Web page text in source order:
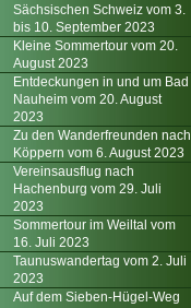
Sächsischen Schweiz vom 3.
bis 10. September 2023
Kleine Sommertour vom 20.
August 2023
Entdeckungen in und um Bad
Nauheim vom 20. August
2023
Zu den Wanderfreunden nach
Köppern vom 6. August 2023
Vereinsausflug nach
Hachenburg vom 29. Juli
2023
Sommertour im Weiltal vom
16. Juli 2023
Taunuswandertag vom 2. Juli
2023
Auf dem Sieben-Hügel-Weg